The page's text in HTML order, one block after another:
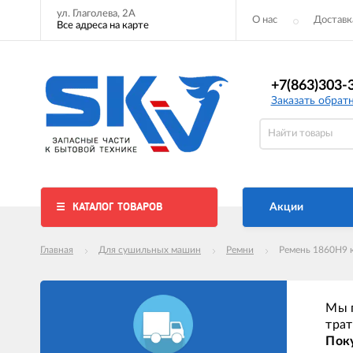
ул. Глаголева, 2А
Все адреса на карте
О нас
+7(863)303-
Заказать
КАТАЛОГ ТОВАРОВ Акции
Главная Для сушильных машин Ремни Ремень 1860H9
Мы